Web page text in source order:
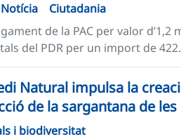
Notícia
Ciutadania
de la PAC per valor d’1,2
del PDR per un import de
Natural impulsa la
de la sargantana de les
i biodiversitat